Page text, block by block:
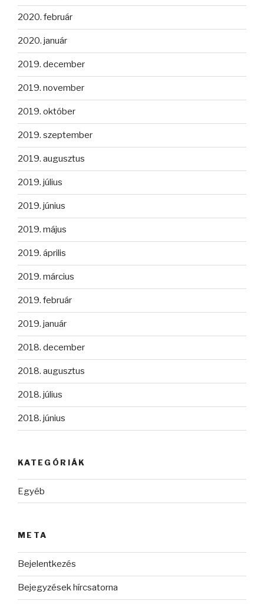
2020. február
2020. január
2019. december
2019. november
2019. október
2019. szeptember
2019. augusztus
2019. július
2019. június
2019. május
2019. április
2019. március
2019. február
2019. január
2018. december
2018. augusztus
2018. július
2018. június
KATEGÓRIÁK
Egyéb
META
Bejelentkezés
Bejegyzések hírcsatorna